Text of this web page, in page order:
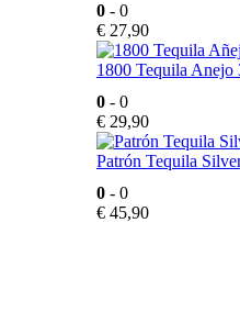
0 - 0
€ 27,90
1800 Tequila Anejo
0 - 0
€ 29,90
Patrón Tequila
0 - 0
€ 45,90